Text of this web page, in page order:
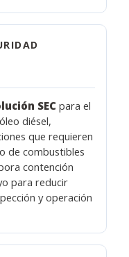
SEC para el
diésel,
que requieren
de combustibles
contención
para reducir
y operación